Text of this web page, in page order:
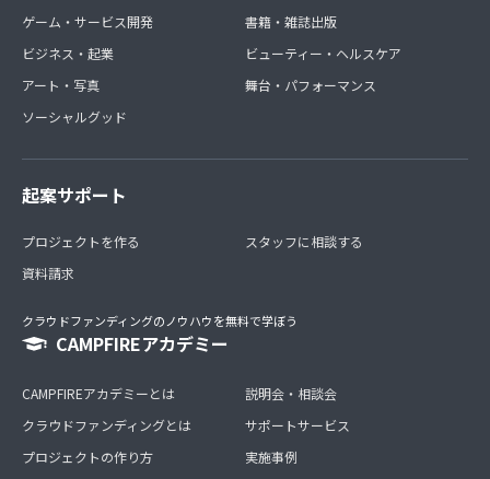
ゲーム・サービス開発
ビジネス・起業
アート・写真
ソーシャルグッド
書籍・雑誌出版
ビューティー・ヘルスケア
舞台・パフォーマンス
起案サポート
プロジェクトを作る
資料請求
スタッフに相談する
クラウドファンディングのノウハウを無料で学ぼう
CAMPFIREアカデミー
CAMPFIREアカデミーとは
クラウドファンディングとは
プロジェクトの作り方
説明会・相談会
サポートサービス
実施事例